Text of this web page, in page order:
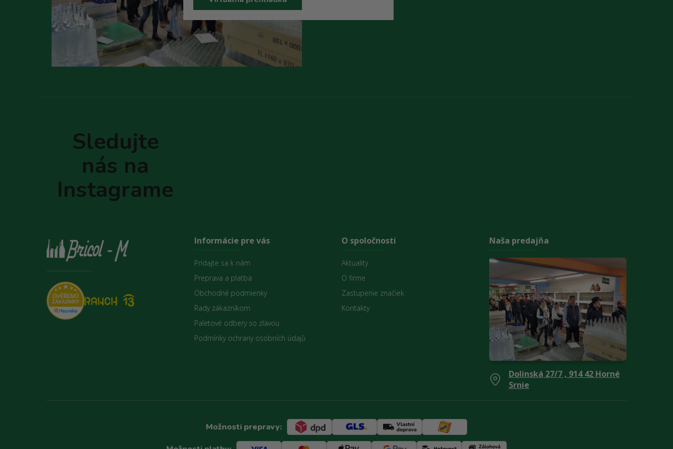
Sledujte
nás na
Instagrame
Informácie pre vás
Pridajte sa k nám
Preprava a platba
Obchodné podmienky
Rady zákazníkom
Paletové odbery so zľavou
Podmínky ochrany osobních údajů
O spoločnosti
Aktuality
O firme
Zastupenie značiek
Kontakty
Naša predajňa
Dolinská 27/7 , 914 42 Horné
Srnie
Možnosti prepravy: